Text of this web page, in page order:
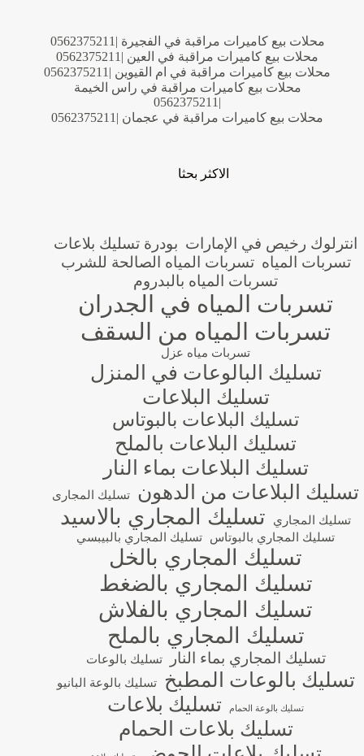
محلات بيع كاميرات مراقبة في الفجيرة |0562375211
محلات بيع كاميرات مراقبة في العين |0562375211
محلات بيع كاميرات مراقبة في ام القيوين |0562375211
محلات بيع كاميرات مراقبة في راس الخيمة
|0562375211
محلات بيع كاميرات مراقبة في عجمان |0562375211
الاكثر بحثا
انترلوك رخيص في الإمارات بودرة تسليك بلاعات
تسربات المياه تسربات المياه الصالحة للشرب
تسربات المياه بالبدروم
تسربات المياه في الجدران
تسربات المياه من السقف
تسربات مياه عزل
تسليك البالوعات في المنزل
تسليك البلاعات
تسليك البلاعات بالبوتاس
تسليك البلاعات بالملح
تسليك البلاعات بماء النار
تسليك البلاعات من الدهون تسليك المجارى
تسليك المجاري
تسليك المجاري بالاسيد
تسليك المجاري بالبوتاس تسليك المجاري بالبيبسي
تسليك المجاري بالخل
تسليك المجاري بالضغط
تسليك المجاري بالفلاش
تسليك المجاري بالملح
تسليك المجاري بماء النار تسليك بالوعات
تسليك بالوعات المطبخ تسليك بالوعة البانيو
تسليك بالوعة الحمام
تسليك بلاعات
تسليك بلاعات الحمام